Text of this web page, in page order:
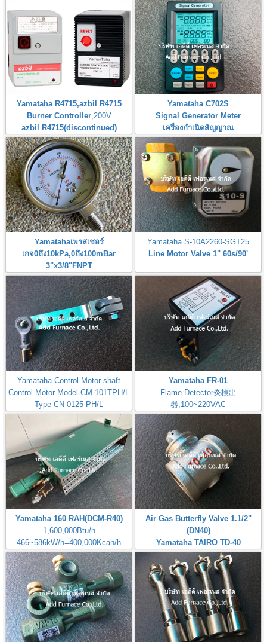
Yamataha R4715,azbil R4715
Burner Controller,200V
azbil R4715(discontinued)
Yamataha C702S
Signal Generator Meter
เครื่องกำเนิดสัญญาณ
Yamatahaเพรสเชอร์
เกจ0ถึง10kPa,0ถึง100mBar
3"x3/8"FNPT
Pressure Gauge 0-10kPa,0-
100mBar
Yamataha S-10A2260-SGT25
Line Motor Valve 1" 60s/90'
Yamataha Control Motor-shaft
Control Motor Model CM-101TPH/L
Type CN-0125 PH/L
MODEL-CM-101TPH/L-B7I
Yamataha FR-01
Flame Detector炎検出
器,100~220VAC
Check: Flame Rod
Yamataha 160 RAH(DCM-R40)
1,600,000Btu/h
466~586kW/h=400,000Kcah/h
Airheat:Max Temperature
400℃,750℉
Air Gas Butterfly Valve 1.1/2"
(DN40)
Yamataha TAIRO TD-40
Brand: Yamataha